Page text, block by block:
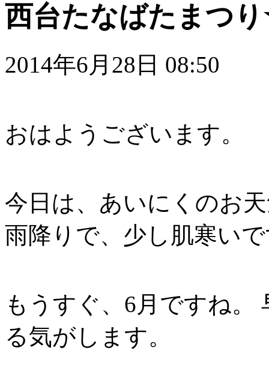
西台たなばたまつ
2014年6月28日 08:50
おはようございます。
今日は、あいにくのお
雨降りで、少し肌寒い
もうすぐ、6月ですね。
る気がします。